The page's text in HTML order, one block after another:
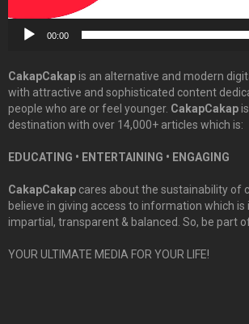
00:00
CakapCakapis an alternative and modern
with attractive and sophisticated content
people who are or feel younger. CakapCakap
destination with over 14,000+ articles which is:
EDUCATING • ENTERTAINING • ENGAGING
CakapCakap cares about the sustainability of
believe in giving access to information which is
impartial, transparent & balanced. So, be part
YOUR ULTIMATE MEDIA FOR YOUR LIFE!